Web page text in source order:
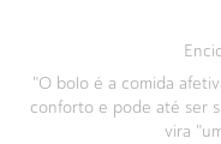
"O bolo é a comida
conforto e pode até ser
vira